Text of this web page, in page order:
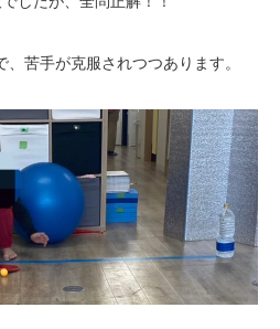
苦手が克服されつつあります。